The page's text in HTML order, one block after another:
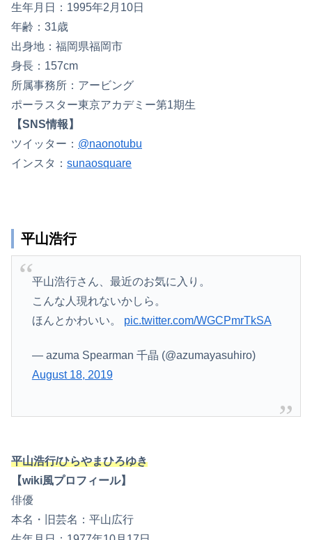
生年月日：1995年2月10日
年齢：31歳
出身地：福岡県福岡市
身長：157cm
所属事務所：アービング
ポーラスター東京アカデミー第1期生
【SNS情報】
ツイッター： @naonotubu
インスタ： sunaosquare
平山浩行
平山浩行さん、最近のお気に入り。
こんな人現れないかしら。
ほんとかわいい。 pic.twitter.com/WGCPmrTkSA
— azuma Spearman 千晶 (@azumayasuhiro)
August 18, 2019
平山浩行/ひらやまひろゆき
【wiki風プロフィール】
俳優
本名・旧芸名：平山広行